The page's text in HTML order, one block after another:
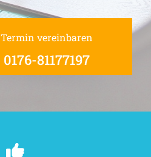
Termin vereinbaren
0176-81177197